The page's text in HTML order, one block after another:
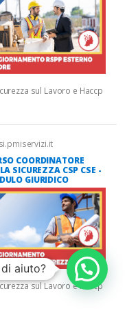
aiuto?
sul Lavoro e Haccp
COORDINATORE
SICUREZZA CSP CSE -
GIURIDICO
sul Lavoro e Haccp